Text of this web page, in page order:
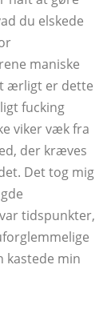
du elskede
maniske
ærligt er dette
fucking
viker væk fra
der kræves
Det tog mig
tidspunkter,
kastede min